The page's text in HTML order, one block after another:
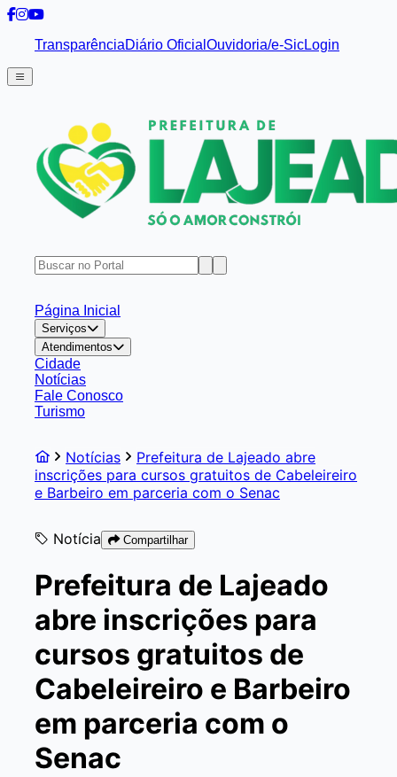
TransparênciaDiário Oficial Ouvidoria/e-SicLogin
Página Inicial
Serviços
Atendimentos
Cidade
Notícias
Fale Conosco
Turismo
Notícias
Prefeitura de Lajeado abre
inscrições para cursos gratuitos de Cabeleireiro
e Barbeiro em parceria com o Senac
Notícia Compartilhar
Prefeitura de Lajeado
abre inscrições para
cursos gratuitos de
Cabeleireiro e Barbeiro
em parceria com o
Senac